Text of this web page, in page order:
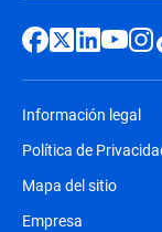
Información legal
Política de
Mapa del sitio
Empresa